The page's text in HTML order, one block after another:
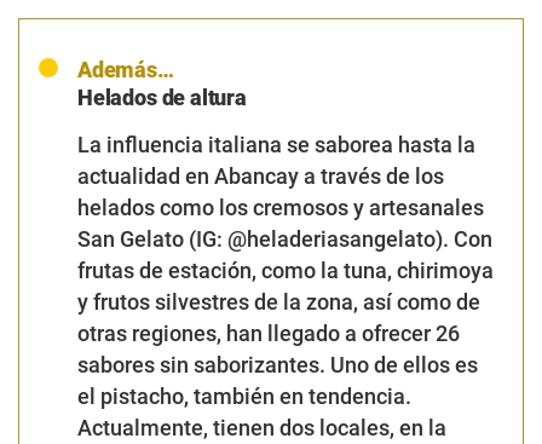
Además…
Helados de altura
La influencia italiana se saborea hasta la
actualidad en Abancay a través de los
helados como los cremosos y artesanales
San Gelato (IG: @heladeriasangelato). Con
frutas de estación, como la tuna, chirimoya
y frutos silvestres de la zona, así como de
otras regiones, han llegado a ofrecer 26
sabores sin saborizantes. Uno de ellos es
el pistacho, también en tendencia.
Actualmente, tienen dos locales, en la